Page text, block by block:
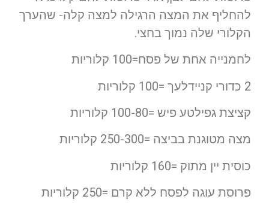
להחליף את המצה הרגילה למצה קלה- שהערך
הקלורי שלה נמוך בחצי.
לחמנייה אחת של פסח=100 קלוריות
2 כדורי קניידלעך =100 קלוריות
קציצת גפילטע פיש =100-80 קלוריות
מצה מטוגנת בביצה =250-300 קלוריות
כוסית יין מתוק =160 קלוריות
פרוסת עוגה לפסח ללא קרם =250 קלוריות